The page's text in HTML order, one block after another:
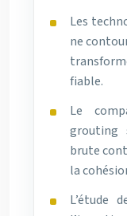
Les
ne
fiable.
Le
grouting
brute
la
L’étude